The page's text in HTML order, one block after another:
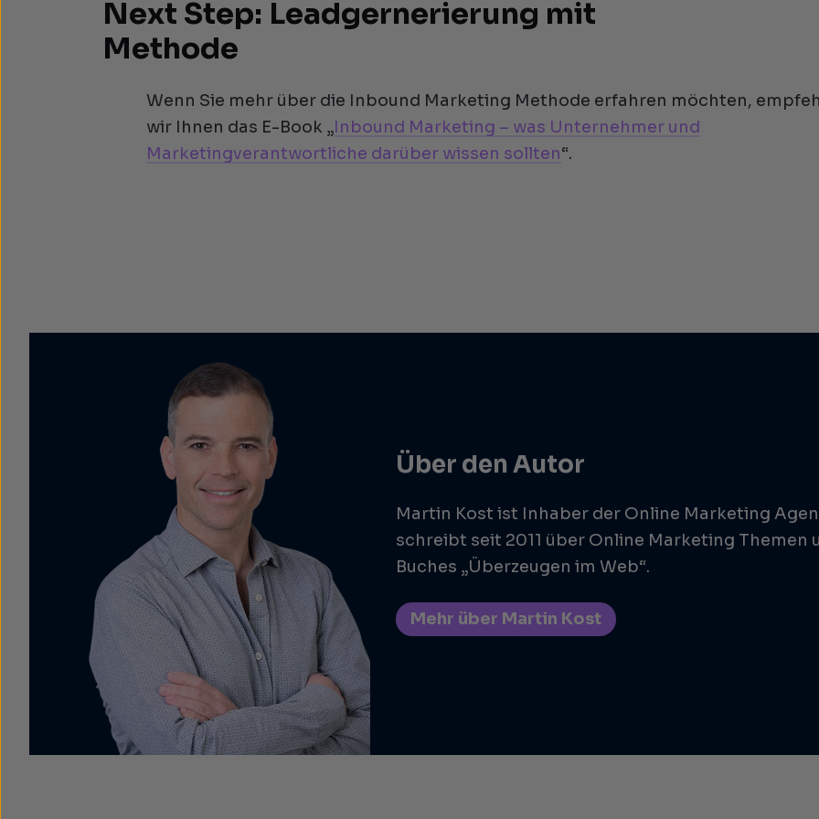
Next Step: Leadgernerierung mit
Methode
Wenn Sie mehr über die Inbound Marketing Methode erfahren möchten,
wir Ihnen das E-Book „Inbound Marketing – was Unternehmer und
Marketingverantwortliche darüber wissen sollten“.
Über den Autor
Martin Kost ist Inhaber der Online Marketing
schreibt seit 2011 über Online Marketing Themen
Buches „Überzeugen im Web“.
Mehr über Martin Kost